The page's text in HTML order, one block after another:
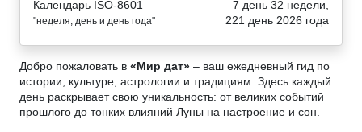
Календарь ISO-8601
"неделя, день и день года"
7 день 32 недели,
221 день 2026 года
Добро пожаловать в «Мир дат» – ваш ежедневный гид по
истории, культуре, астрологии и традициям. Здесь каждый
день раскрывает свою уникальность: от великих событий
прошлого до тонких влияний Луны на настроение и сон.